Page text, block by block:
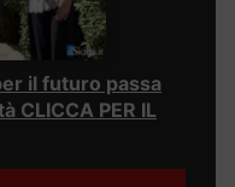
il futuro passa
CLICCA PER IL